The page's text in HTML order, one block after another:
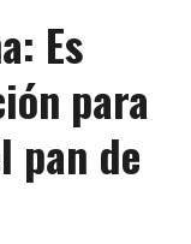
Es
para
pan de